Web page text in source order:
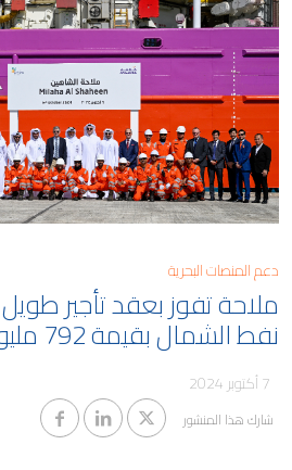
مجلس الإدارة
الإدارة التنفيذية
القيم الجوهرية
الأسطول
الاستدامة
الخدمات البحرية
الخدمات البحرية
دعم المنصات البحرية
الغاز والبتروكيماويات
كابيتال
لمحة عامة
أسهم ملاحة
معلومات مالية
معلومات المساهمين
حوكمة الشركات
معلومات مفيدة
الأخبار والإعلام
مدونة
التقطير
تنبيهات الاحتيال
دعم المنصات البحرية
ملاحة تفوز بعقد تأجير
نفط الشمال بقيمة 792 مليون ريال قطري
7 أكتوبر 2024
شارك هذا المنشور